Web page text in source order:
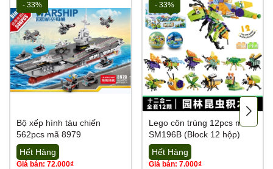
- 33%
Bộ xếp hình tàu chiến
562pcs mã 8979
Hết Hàng
Giá bán: 72.000₫
- 33%
Lego côn trùng 12pcs mã
SM196B (Block 12 hộp)
Hết Hàng
Giá bán: 7.000₫